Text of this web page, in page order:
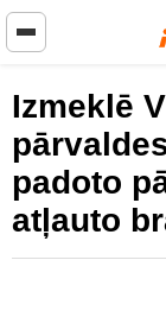
Izmeklē
padoto
atļauto